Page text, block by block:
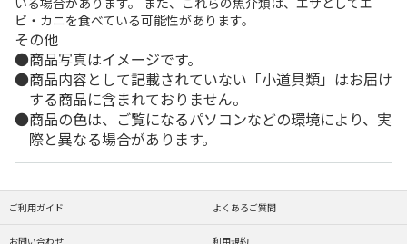
ビ・カニを食べている可能性があります。
その他
商品写真はイメージです。
商品内容として記載されていない「小道具類」はお届け
する商品に含まれておりません。
商品の色は、ご覧になるパソコンなどの環境により、実
際と異なる場合があります。
ご利用ガイド よくあるご質問
お問い合わせ 利用規約